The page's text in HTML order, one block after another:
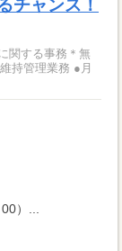
チャンス！
関する事務＊無
持管理業務 ●月
）...